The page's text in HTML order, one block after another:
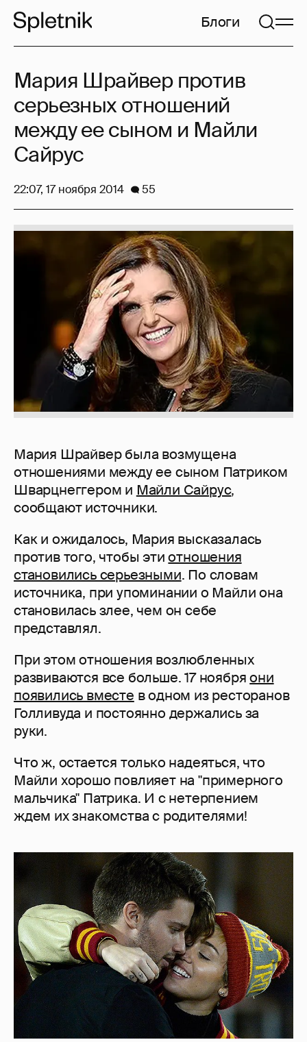
Блоги
Мария Шрайвер была возмущена
отношениями между ее сыном Патриком
Шварцнеггером и Майли Сайрус,
сообщают источники.
Как и ожидалось, Мария высказалась
против того, чтобы этиотношения
становились серьезными. По словам
источника, при упоминании о Майли она
становилась злее, чем он себе
представлял.
При этом отношения возлюбленных
развиваются все больше. 17 ноябряони
появились вместе в одном из ресторанов
Голливуда и постоянно держались за
руки.
Что ж, остается только надеяться, что
Майли хорошо повлияет на "примерного
мальчика" Патрика. И с нетерпением
ждем их знакомства с родителями!
Мария Шрайвер против
серьезных отношений
между ее сыном и Майли
Сайрус
22:07, 17 ноября 2014 55